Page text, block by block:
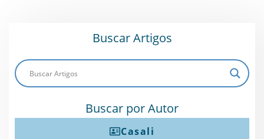
Buscar Artigos
Buscar por Autor
Casali